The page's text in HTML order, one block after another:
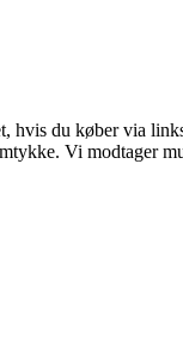
hvis du køber via
Vi modtager